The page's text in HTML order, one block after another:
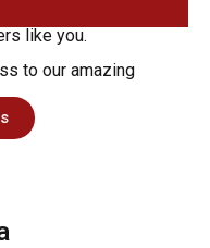
like you.
to our amazing